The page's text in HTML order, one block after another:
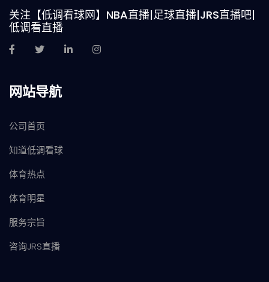
关注【低调看球网】NBA直播|足球直播|JRS直播吧|
低调看直播
网站导航
公司首页
知道低调看球
体育热点
体育明星
服务宗旨
咨询JRS直播